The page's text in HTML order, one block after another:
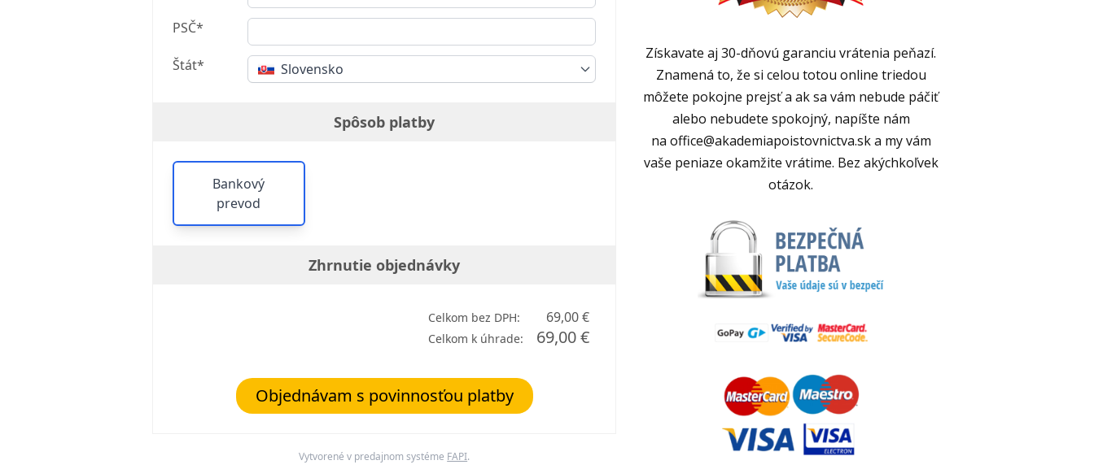
PSČ*
Štát* Slovensko
Spôsob platby
Bankový
prevod
Zhrnutie objednávky
Celkom bez DPH: 69,00 €
Celkom k úhrade: 69,00 €
Objednávam s povinnosťou platby
Vytvorené v predajnom systéme FAPI.
Získavate aj 30-dňovú garanciu vrátenia peňazí.
Znamená to, že si celou totou online triedou
môžete pokojne prejsť a ak sa vám nebude páčiť
alebo nebudete spokojný, napíšte nám
na office@akademiapoistovnictva.sk a my vám
vaše peniaze okamžite vrátime. Bez akýchkoľvek
otázok.